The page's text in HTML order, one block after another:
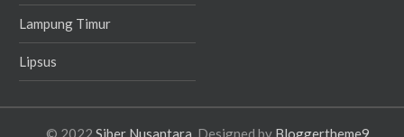
Lampung Timur
Lipsus
© 2022 Siber Nusantara . Designed by Bloggertheme9